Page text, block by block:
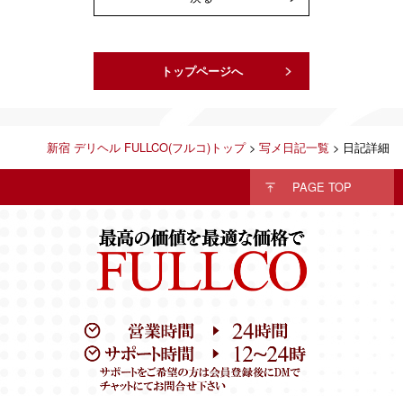
トップページへ
新宿 デリヘル FULLCO(フルコ)トップ> 写メ日記一覧 > 日記詳細
PAGE TOP